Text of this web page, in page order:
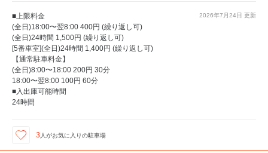
2026年7月24日 更新
■上限料金
(全日)18:00〜翌8:00 400円 (繰り返し可)
(全日)24時間 1,500円 (繰り返し可)
[5番車室](全日)24時間 1,400円 (繰り返し可)
【通常駐車料金】
(全日)8:00〜18:00 200円 30分
18:00〜翌8:00 100円 60分
■入出庫可能時間
24時間
3人がお気に入りの駐車場